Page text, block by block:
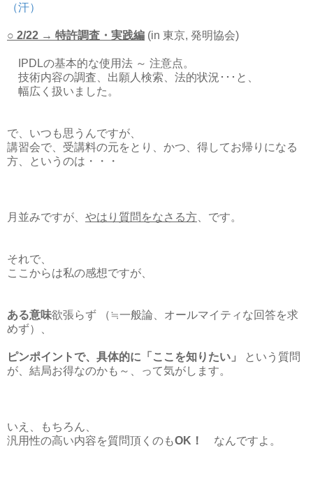
（汗）
○ 2/22 → 特許調査・実践編 (in 東京, 発明協会)
IPDLの基本的な使用法 ～ 注意点。
技術内容の調査、出願人検索、法的状況･･･と、
幅広く扱いました。
で、いつも思うんですが、
講習会で、受講料の元をとり、かつ、得してお帰りになる
方、というのは・・・
月並みですが、 やはり質問をなさる方 、です。
それで、
ここからは私の感想ですが、
ある意味欲張らず （≒一般論、オールマイティな回答を求
めず）、
ピンポイントで、具体的に「ここを知りたい」
という質問
が、結局お得なのかも～、って気がします。
いえ、もちろん、
汎用性の高い内容を質問頂くのもOK！ なんですよ。